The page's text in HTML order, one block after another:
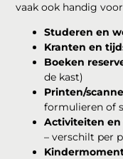
vaak ook handig
Studeren en
Kranten en
Boeken
de kast)
Printen/
formulieren of
Activiteiten en
– verschilt per